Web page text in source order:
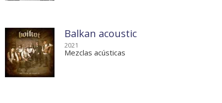
Balkan acoustic
2021
Mezclas acústicas